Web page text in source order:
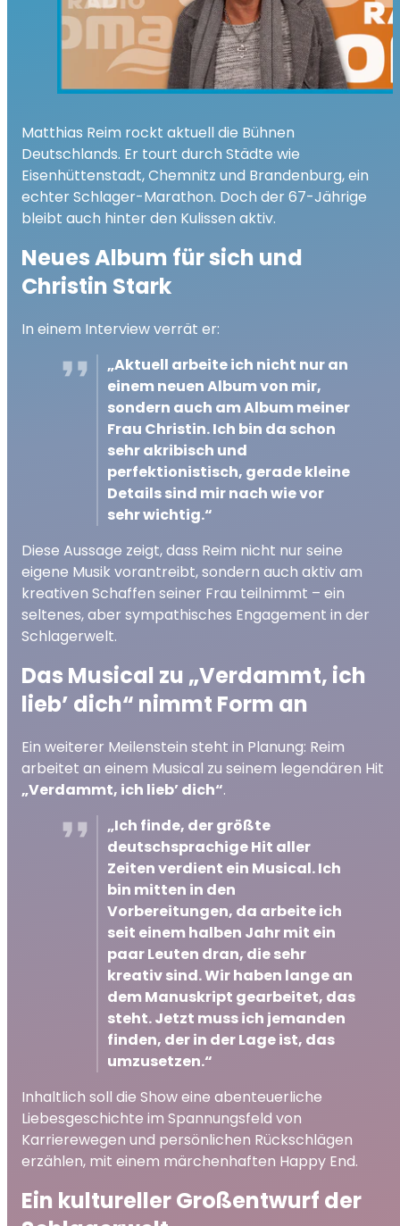
Matthias Reim rockt aktuell die Bühnen
Deutschlands. Er tourt durch Städte wie
Eisenhüttenstadt, Chemnitz und Brandenburg, ein
echter Schlager-Marathon. Doch der 67-Jährige
bleibt auch hinter den Kulissen aktiv.
Neues Album für sich und
Christin Stark
In einem Interview verrät er:
„Aktuell arbeite ich nicht nur an
einem neuen Album von mir,
sondern auch am Album meiner
Frau Christin. Ich bin da schon
sehr akribisch und
perfektionistisch, gerade kleine
Details sind mir nach wie vor
sehr wichtig.“
Diese Aussage zeigt, dass Reim nicht nur seine
eigene Musik vorantreibt, sondern auch aktiv am
kreativen Schaffen seiner Frau teilnimmt – ein
seltenes, aber sympathisches Engagement in der
Schlagerwelt.
Das Musical zu „Verdammt, ich
lieb’ dich“ nimmt Form an
Ein weiterer Meilenstein steht in Planung: Reim
arbeitet an einem Musical zu seinem legendären Hit
„Verdammt, ich lieb’ dich“.
„Ich finde, der größte
deutschsprachige Hit aller
Zeiten verdient ein Musical. Ich
bin mitten in den
Vorbereitungen, da arbeite ich
seit einem halben Jahr mit ein
paar Leuten dran, die sehr
kreativ sind. Wir haben lange an
dem Manuskript gearbeitet, das
steht. Jetzt muss ich jemanden
finden, der in der Lage ist, das
umzusetzen.“
Inhaltlich soll die Show eine abenteuerliche
Liebesgeschichte im Spannungsfeld von
Karrierewegen und persönlichen Rückschlägen
erzählen, mit einem märchenhaften Happy End.
Ein kultureller Großentwurf der